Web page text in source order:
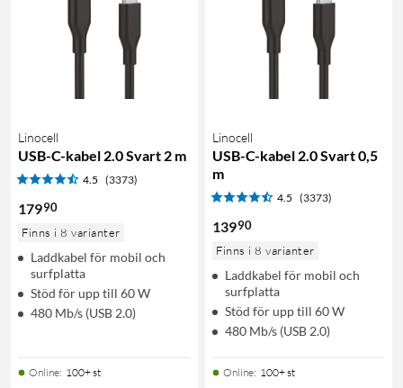
Linocell
USB-C-kabel 2.0 Svart 2 m
4.5 (3373)
17990
Finns i 8 varianter
Laddkabel för mobil och
surfplatta
Stöd för upp till 60 W
480 Mb/s (USB 2.0)
Online: 100+ st
Linocell
USB-C-kabel 2.0 Svart 0,5
m
4.5 (3373)
13990
Finns i 8 varianter
Laddkabel för mobil och
surfplatta
Stöd för upp till 60 W
480 Mb/s (USB 2.0)
Online: 100+ st